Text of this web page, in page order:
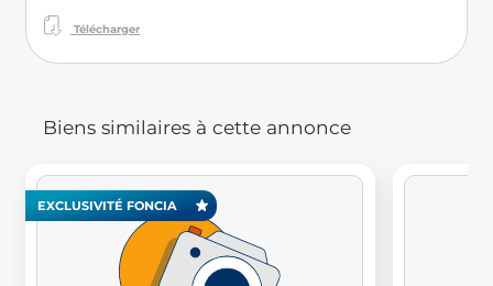
Télécharger
Biens similaires à cette annonce
EXCLUSIVITÉ FONCIA